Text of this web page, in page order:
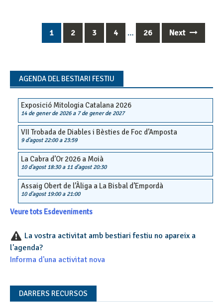
1 2 3 4 … 26 Next
AGENDA DEL BESTIARI FESTIU
Exposició Mitologia Catalana 2026
14 de gener de 2026a 7 de gener de 2027
VII Trobada de Diables i Bèsties de Foc d’Amposta
9 d'agost 22:00a 23:59
La Cabra d’Or 2026 a Moià
10 d'agost 18:30a 11 d'agost 20:30
Assaig Obert de l’Àliga a La Bisbal d’Empordà
10 d'agost 19:00a 21:00
Veure tots Esdeveniments
La vostra activitat amb bestiari festiu no apareix a
l'agenda?
Informa d'una activitat nova
DARRERS RECURSOS